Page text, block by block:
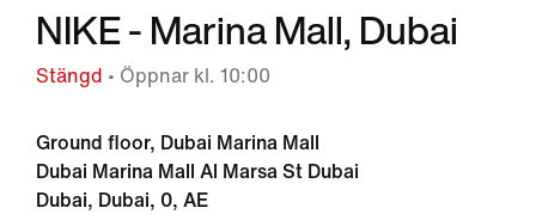
NIKE - Marina Mall, Dubai
Stängd • Öppnar kl. 10:00
Ground floor, Dubai Marina Mall
Dubai Marina Mall Al Marsa St Dubai
Dubai, Dubai, 0, AE